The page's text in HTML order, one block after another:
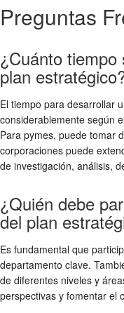
Preguntas
¿Cuánto
plan
El tiempo para desarrollar
considerablemente según
Para pymes, puede tomar
corporaciones puede
de investigación, análisis,
¿Quién debe
del plan
Es fundamental que
departamento clave.
de diferentes niveles y
perspectivas y fomentar el